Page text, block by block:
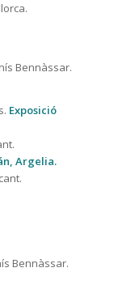
Bennàssar.
Exposició
Argelia.
Bennàssar.